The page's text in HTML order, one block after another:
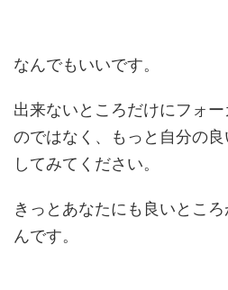
なんでもいいです。
出来ないところだけにフォ
のではなく、もっと自分の
してみてください。
きっとあなたにも良いとこ
んです。